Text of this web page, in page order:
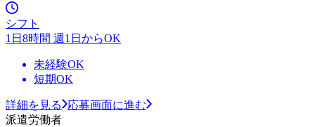
シフト
1日8時間 週1日からOK
未経験OK
短期OK
詳細を見る
応募画面に進む
派遣労働者